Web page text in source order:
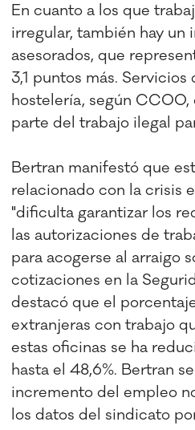
En cuanto a los que
irregular, también hay un
asesorados, que
3,1 puntos más.
hostelería, según
parte del trabajo ilegal
Bertran manifestó que
relacionado con la crisis
"dificulta garantizar los
las autorizaciones de
para acogerse al arraigo
cotizaciones en la
destacó que el
extranjeras con trabajo
estas oficinas se ha
hasta el 48,6%. Bertran
incremento del empleo
los datos del sindicato